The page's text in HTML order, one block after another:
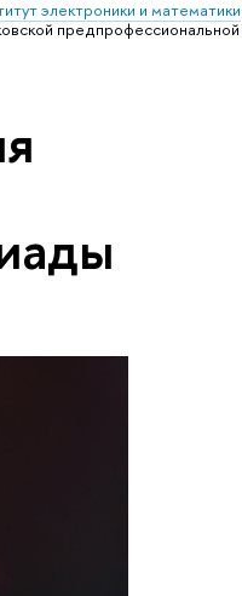
электроники и математики
предпрофессиональной